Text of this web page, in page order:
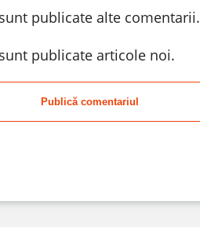
publicate alte comentarii.
publicate articole noi.
Publică comentariul